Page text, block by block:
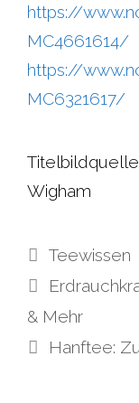
https://
MC4661614/
https://
MC6321617/
Wigham
Kategorien
Teewissen
& Mehr
Hanftee: